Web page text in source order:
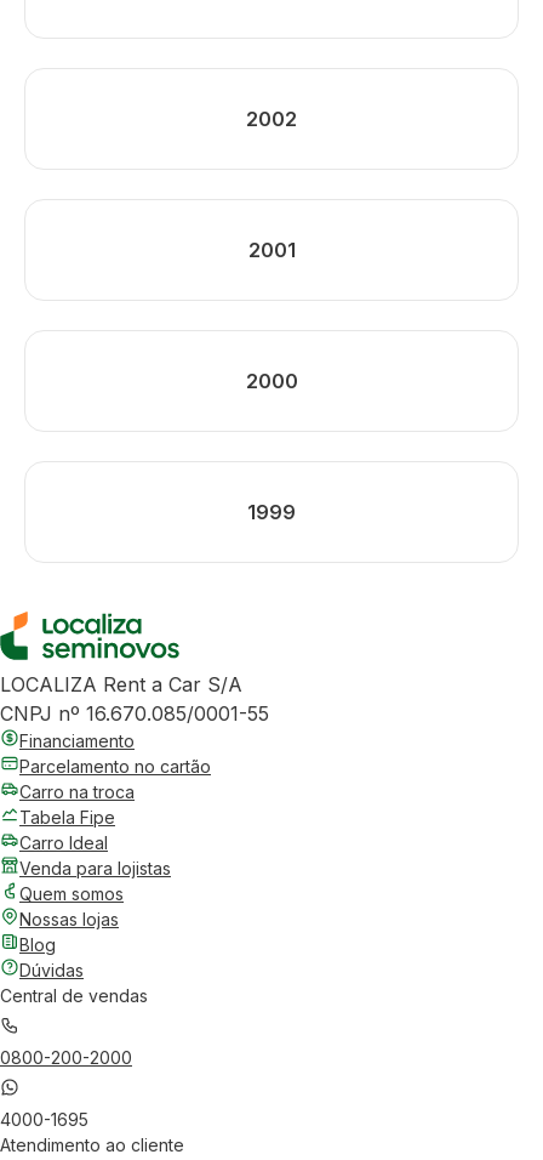
2002
2001
2000
1999
LOCALIZA Rent a Car S/A
CNPJ nº 16.670.085/0001-55
Financiamento
Parcelamento no cartão
Carro na troca
Tabela Fipe
Carro Ideal
Venda para lojistas
Quem somos
Nossas lojas
Blog
Dúvidas
Central de vendas
0800-200-2000
4000-1695
Atendimento ao cliente